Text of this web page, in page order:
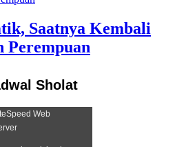
Saatnya Kembali
Perempuan
Sholat